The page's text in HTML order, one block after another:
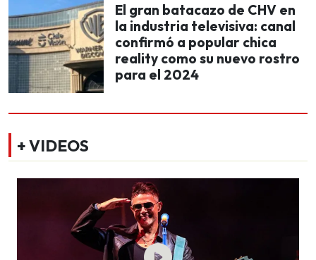
El gran batacazo de CHV en
la industria televisiva: canal
confirmó a popular chica
reality como su nuevo rostro
para el 2024
+ VIDEOS